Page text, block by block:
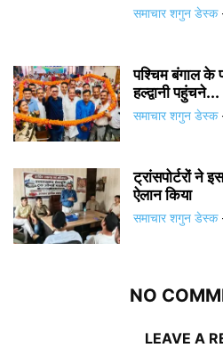
समाचार शगुन डेस्क
पश्चिम बंगाल के
हल्द्वानी पहुंचने...
समाचार शगुन डेस्क
ट्रांसपोर्टरों ने
ऐलान किया
समाचार शगुन डेस्क
NO
LEAVE A